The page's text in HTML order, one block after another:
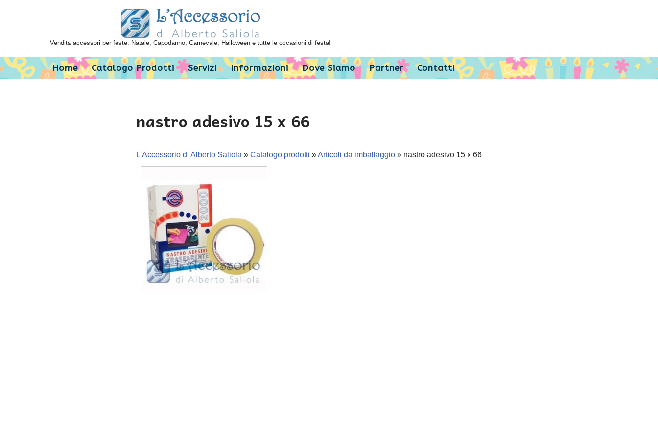
Vendita accessori per feste: Natale, Capodanno, Carnevale, Halloween e tutte le occasioni di festa!
Home Catalogo Prodotti Servizi Informazioni Dove Siamo Partner Contatti
nastro adesivo 15 x 66
L'Accessorio di Alberto Saliola » Catalogo prodotti »Articoli da imballaggio» nastro adesivo 15 x 66